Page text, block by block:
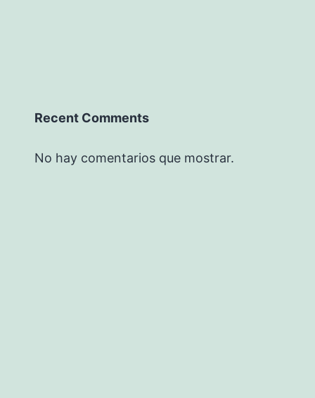
Recent Comments
No hay comentarios que mostrar.